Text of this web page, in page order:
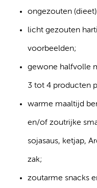
ongezouten
licht gezouten
voorbeelden;
gewone halfvolle
3 tot 4 producten
warme maaltijd
en/of zoutrijke
sojasaus, ketjap,
zak;
zoutarme snacks